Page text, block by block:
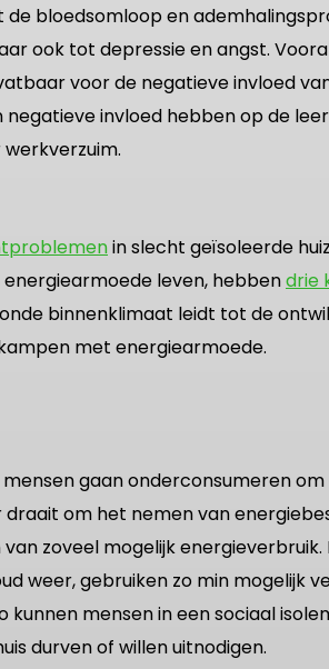
bloedsomloop en
ook tot depressie en angst.
voor de negatieve invloed
invloed hebben op de
in slecht geïsoleerde
energiearmoede leven, hebbendrie
binnenklimaat leidt tot de
met energiearmoede.
gaan onderconsumeren
om het nemen van
zoveel mogelijk
weer, gebruiken zo min mogelijk
mensen in een sociaal
durven of willen uitnodigen.